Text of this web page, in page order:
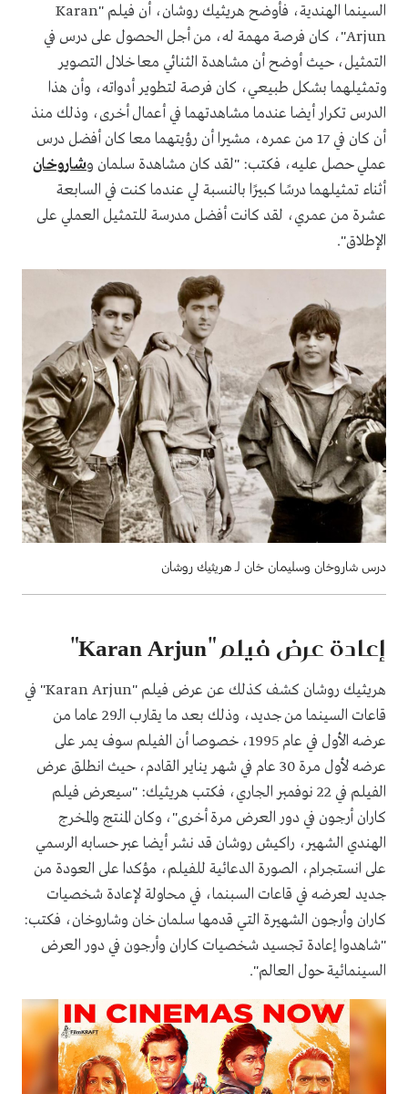
السينما الهندية، فأوضح هريثيك روشان، أن فيلم "Karan
Arjun"، كان فرصة مهمة له، من أجل الحصول على درس في
التمثيل، حيث أوضح أن مشاهدة الثنائي معا خلال التصوير
وتمثيلهما بشكل طبيعي، كان فرصة لتطوير أدواته، وأن هذا
الدرس تكرار أيضا عندما مشاهدتهما في أعمال أخرى، وذلك منذ
أن كان في 17 من عمره، مشيرا أن رؤيتهما معا كان أفضل درس
عملي حصل عليه، فكتب: "لقد كان مشاهدة سلمان وشاروخان
أثناء تمثيلهما درسًا كبيرًا بالنسبة لي عندما كنت في السابعة
عشرة من عمري، لقد كانت أفضل مدرسة للتمثيل العملي على
الإطلاق".
درس شاروخان وسليمان خان لـ هريثيك روشان
إعادة عرض فيلم "Karan Arjun"
هريثيك روشان كشف كذلك عن عرض فيلم "Karan Arjun" في
قاعات السينما من جديد، وذلك بعد ما يقارب الـ29 عاما من
عرضه الأول في عام 1995، خصوصا أن الفيلم سوف يمر على
عرضه لأول مرة 30 عام في شهر يناير القادم، حيث انطلق عرض
الفيلم في 22 نوفمبر الجاري، فكتب هريثيك: "سيعرض فيلم
كاران أرجون في دور العرض مرة أخرى"، وكان المنتج والمخرج
الهندي الشهير، راكيش روشان قد نشر أيضا عبر حسابه الرسمي
على انستجرام، الصورة الدعائية للفيلم، مؤكدا على العودة من
جديد لعرضه في قاعات السبنما، في محاولة لإعادة شخصيات
كاران وأرجون الشهيرة التي قدمها سلمان خان وشاروخان، فكتب:
"شاهدوا إعادة تجسيد شخصيات كاران وأرجون في دور العرض
السينمائية حول العالم".